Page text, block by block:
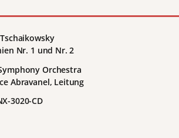
Nr. 1 und Nr. 2
Orchestra
Abravanel, Leitung
3020-CD